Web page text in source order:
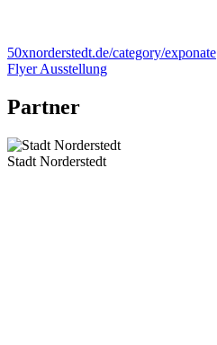
50xnorderstedt.de/category/exponate
Flyer Ausstellung
Partner
Stadt Norderstedt